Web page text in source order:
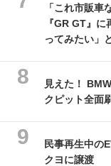
「これ市販
『GR GT』
ってみたい」
見えた！
クピット全面
民事再生中の
クヨに譲渡